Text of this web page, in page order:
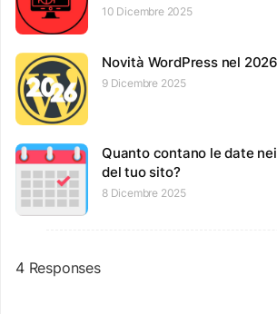
10 Dicembre 2025
Novità WordPress nel 2026
9 Dicembre 2025
Quanto contano le date
del tuo sito?
8 Dicembre 2025
4 Responses